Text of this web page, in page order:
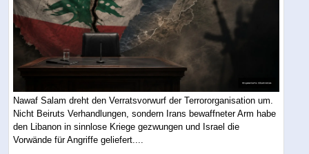
Nawaf Salam dreht den Verratsvorwurf der Terrororganisation um.
Nicht Beiruts Verhandlungen, sondern Irans bewaffneter Arm habe
den Libanon in sinnlose Kriege gezwungen und Israel die
Vorwände für Angriffe geliefert....